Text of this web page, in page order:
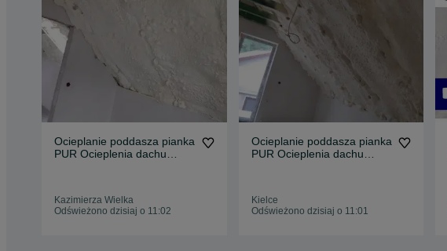
Ocieplanie poddasza pianka
PUR Ocieplenia dachu
Kazimierza Wielka
Odświeżono dzisiaj o 11:02
Ocieplanie poddasza pianka
PUR Ocieplenia dachu
Kielce
Odświeżono dzisiaj o 11:01